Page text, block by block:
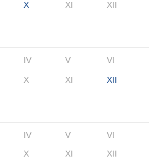
X XI XII
IV V VI
X XI XII
IV V
VI
X XI XII